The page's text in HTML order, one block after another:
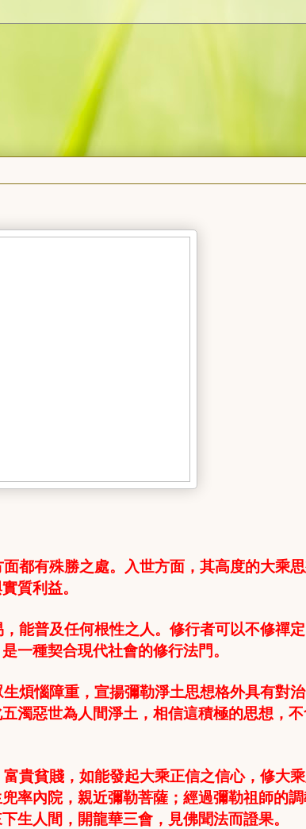
都有殊勝之處。入世方面，其高度的大乘思
質利益。
能普及任何根性之人。修行者可以不修禪
一種契合現代社會的修行法門。
煩惱障重，宣揚彌勒淨土思想格外具有對
濁惡世為人間淨土，相信這積極的思想，
貴貧賤，如能發起大乘正信之信心，修大
率內院，親近彌勒菩薩；經過彌勒祖師的
生人間，開龍華三會，見佛聞法而證果。